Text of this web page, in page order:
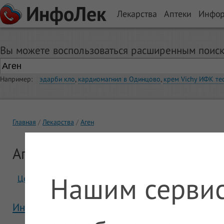
ИнфоЛек Лекарства Аптеки
Вы можете воспользоваться расширенным
Например: эдарби кло, кардиомагнил в Одинцово, крем Vichy ИФК
Главная Лекарства Аген
Аген
Цены Отзывы
Инструкция Аген
Нашим